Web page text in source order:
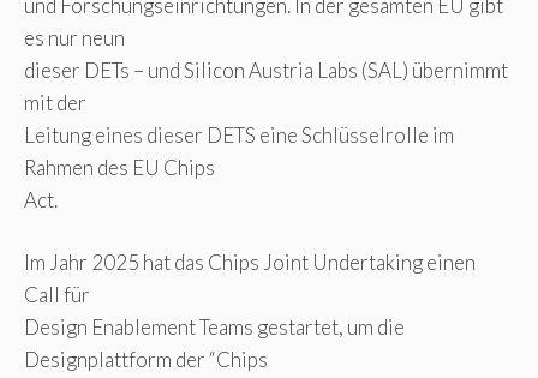
und Forschungseinrichtungen. In der gesamten EU gibt
es nur neun
dieser DETs – und Silicon Austria Labs (SAL) übernimmt
mit der
Leitung eines dieser DETS eine Schlüsselrolle im
Rahmen des EU Chips
Act.
Im Jahr 2025 hat das Chips Joint Undertaking einen
Call für
Design Enablement Teams gestartet, um die
Designplattform der “Chips